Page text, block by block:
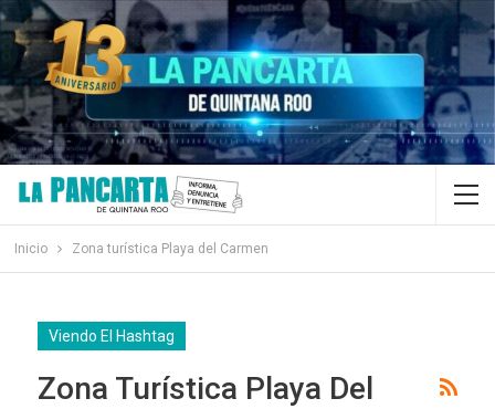
Inicio Zona turística Playa del Carmen
Viendo El Hashtag
Zona Turística Playa Del